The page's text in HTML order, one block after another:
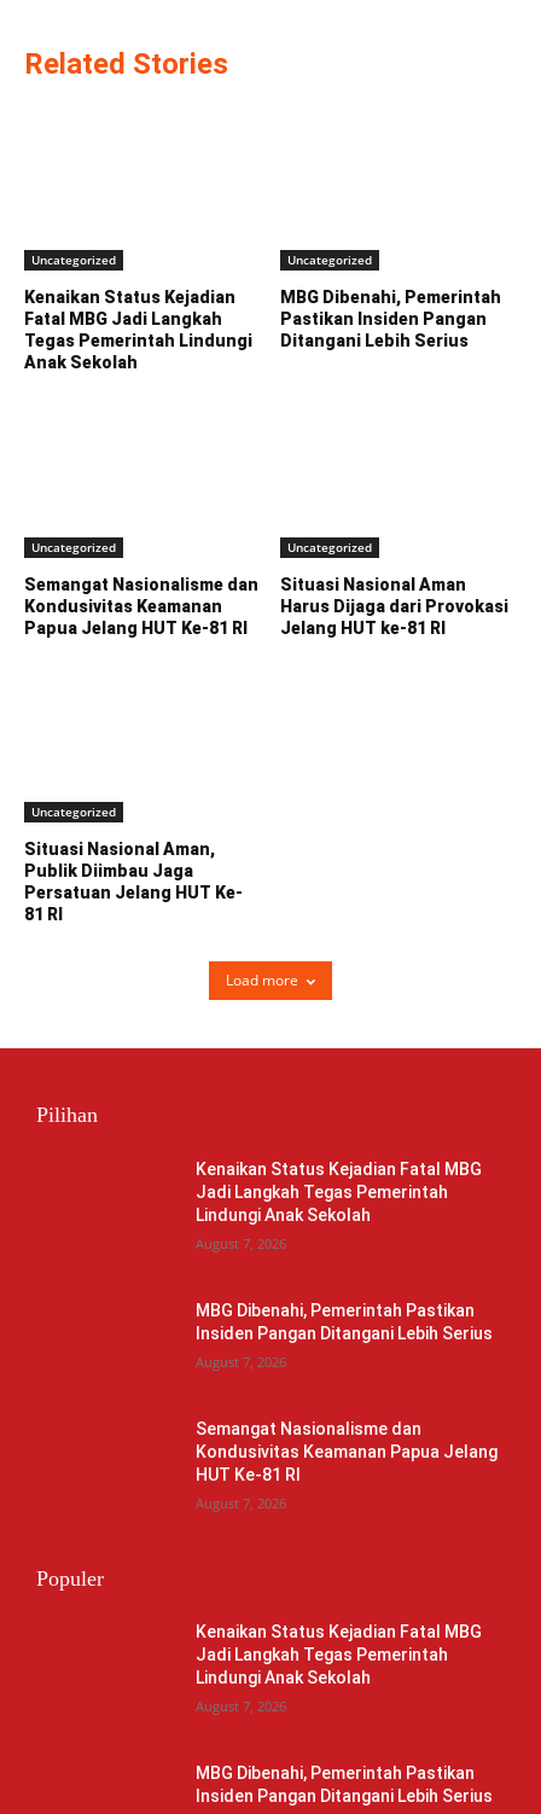
Related Stories
Uncategorized
Kenaikan Status Kejadian
Fatal MBG Jadi Langkah
Tegas Pemerintah Lindungi
Anak Sekolah
Uncategorized
MBG Dibenahi, Pemerintah
Pastikan Insiden Pangan
Ditangani Lebih Serius
Uncategorized
Semangat Nasionalisme dan
Kondusivitas Keamanan
Papua Jelang HUT Ke-81 RI
Uncategorized
Situasi Nasional Aman
Harus Dijaga dari Provokasi
Jelang HUT ke-81 RI
Uncategorized
Situasi Nasional Aman,
Publik Diimbau Jaga
Persatuan Jelang HUT Ke-
81 RI
Load more
Pilihan
Kenaikan Status Kejadian Fatal MBG
Jadi Langkah Tegas Pemerintah
Lindungi Anak Sekolah
August 7, 2026
MBG Dibenahi, Pemerintah Pastikan
Insiden Pangan Ditangani Lebih Serius
August 7, 2026
Semangat Nasionalisme dan
Kondusivitas Keamanan Papua Jelang
HUT Ke-81 RI
August 7, 2026
Populer
Kenaikan Status Kejadian Fatal MBG
Jadi Langkah Tegas Pemerintah
Lindungi Anak Sekolah
August 7, 2026
MBG Dibenahi, Pemerintah Pastikan
Insiden Pangan Ditangani Lebih Serius